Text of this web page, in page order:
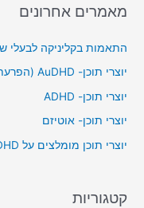
r
o
r
:
מאמרים אחרונים
התאמות בקליניקה לבעלי
יוצרי תוכן- AuDHD (הפרעת קשב ואוטיזם יחד)
יוצרי תוכן- ADHD
יוצרי תוכן- אוטיזם
יוצרי תוכן מומלצים על ADHD ואוטיזם
קטגוריות